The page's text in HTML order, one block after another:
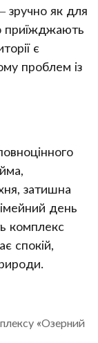
зручно як для
приїжджають
є
проблем із
затишна
день
комплекс
спокій,
«Озерний